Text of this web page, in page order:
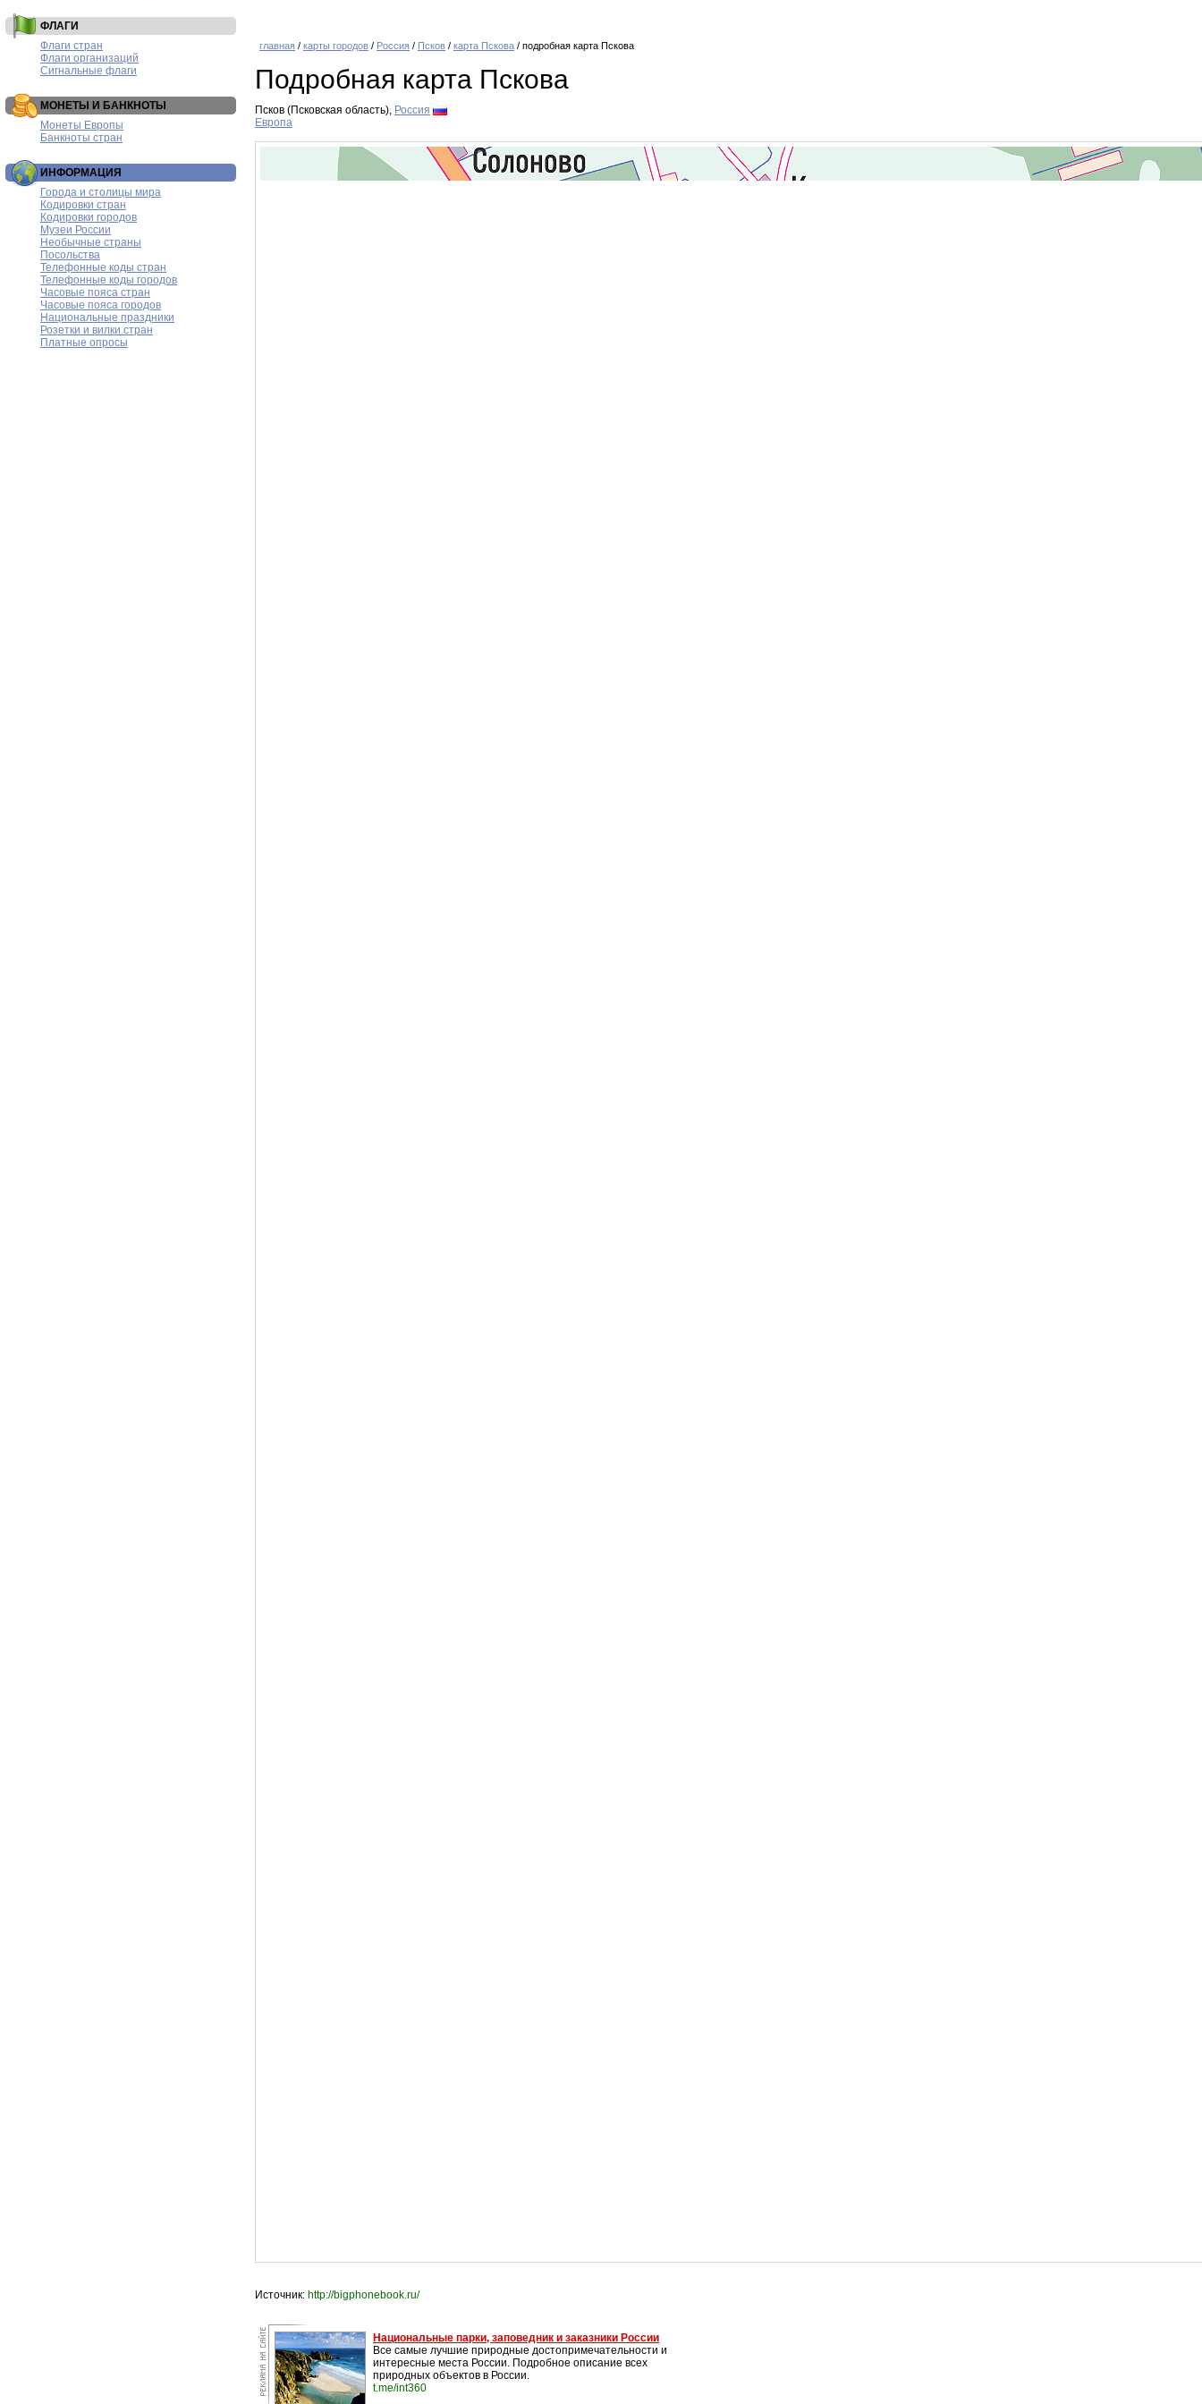
ФЛАГИ
Флаги стран
Флаги организаций
Сигнальные флаги
МОНЕТЫ И БАНКНОТЫ
Монеты Европы
Банкноты стран
ИНФОРМАЦИЯ
Города и столицы мира
Кодировки стран
Кодировки городов
Музеи России
Необычные страны
Посольства
Телефонные коды стран
Телефонные коды городов
Часовые пояса стран
Часовые пояса городов
Национальные праздники
Розетки и вилки стран
Платные опросы
главная / карты городов / Россия / Псков / карта Пскова / подробная карта Пскова
Подробная карта Пскова
Псков (Псковская область), Россия
Европа
Источник: http://bigphonebook.ru/
Национальные парки, заповедник и заказники России
Все самые лучшие природные достопримечательности и
интересные места России. Подробное описание всех
природных объектов в России.
t.me/int360